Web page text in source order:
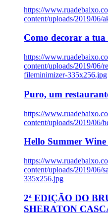
https://
content/uploads/2019/06/
Como decorar a
https://
content/uploads/2019/06/
fileminimizer-335x256.jpg
Puro, um
https://
content/uploads/2019/06/
Hello Summer
https://
content/uploads/2019/06/
335x256.jpg
2ª EDIÇÃO DO
SHERATON